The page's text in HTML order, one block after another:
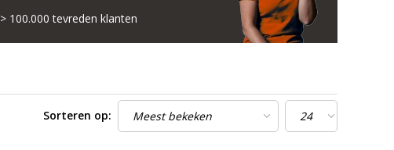
> 100.000 tevreden klanten
Sorteren op: